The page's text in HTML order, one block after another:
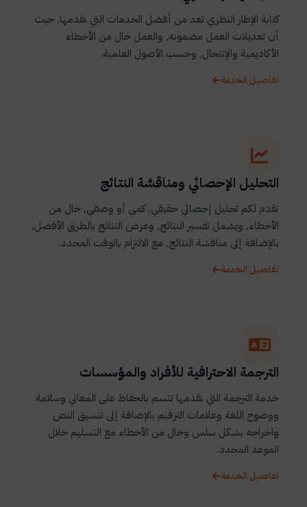
كتابة الإطار النظري تعد من أفضل الخدمات التي نقدمها, حيث
أن تعديلات العمل مضمونه, والعمل خال من الأخطاء
الأكاديمية والإنتحال, وحسب الأصول العلمية.
تفاصيل الخدمة
التحليل الإحصائي ومناقشة النتائج
نقدم لكم تحليل إحصائي حقيقي, كمي أو وصفي, خال من
الأخطاء, ويشمل تفسير النتائج, وعرض النتائج بالطرق الأفضل,
بالإضافة إلى مناقشة النتائج, مع الالتزام بالوقت المحدد.
تفاصيل الخدمة
الترجمة الاحترافية للأفراد والمؤسسات
خدمة الترجمة التي نقدمها تتسم بالحفاظ على المعاني وسلامة
ووضوح اللغة وعلامات الترقيم بالإضافة إلى تنسيق النص
واخراجه بشكل سلس وخال من الأخطاء مع التسليم خلال
الموعد المحدد.
تفاصيل الخدمة